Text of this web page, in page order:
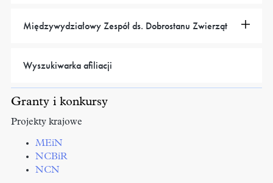
Międzywydziałowy Zespół ds. Dobrostanu Zwierząt
Wyszukiwarka afiliacji
Granty i konkursy
Projekty krajowe
MEiN
NCBiR
NCN